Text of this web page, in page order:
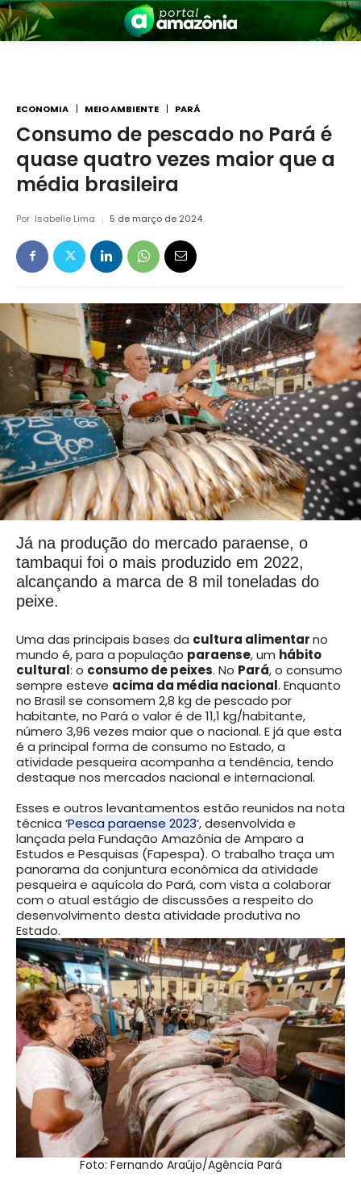
Amazônia
ECONOMIA MEIO AMBIENTE PARÁ
Consumo de pescado no Pará é
quase quatro vezes maior que a
média brasileira
Por Isabelle Lima 5 de março de 2024
Já na produção do mercado paraense, o
tambaqui foi o mais produzido em 2022,
alcançando a marca de 8 mil toneladas do
peixe.
Uma das principais bases da cultura alimentarno
mundo é, para a população paraense, um hábito
cultural: o consumo de peixes. No Pará, o consumo
sempre esteve acima da média nacional. Enquanto
no Brasil se consomem 2,8 kg de pescado por
habitante, no Pará o valor é de 11,1 kg/habitante,
número 3,96 vezes maior que o nacional. E já que esta
é a principal forma de consumo no Estado, a
atividade pesqueira acompanha a tendência, tendo
destaque nos mercados nacional e internacional.
Esses e outros levantamentos estão reunidos na nota
técnica ‘Pesca paraense 2023‘, desenvolvida e
lançada pela Fundação Amazônia de Amparo a
Estudos e Pesquisas (Fapespa). O trabalho traça um
panorama da conjuntura econômica da atividade
pesqueira e aquícola do Pará, com vista a colaborar
com o atual estágio de discussões a respeito do
desenvolvimento desta atividade produtiva no
Estado.
Foto: Fernando Araújo/Agência Pará